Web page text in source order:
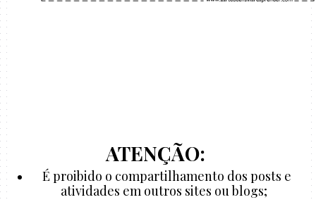
ATENÇÃO:
É proibido o compartilhamento dos posts e
atividades em outros sites ou blogs;